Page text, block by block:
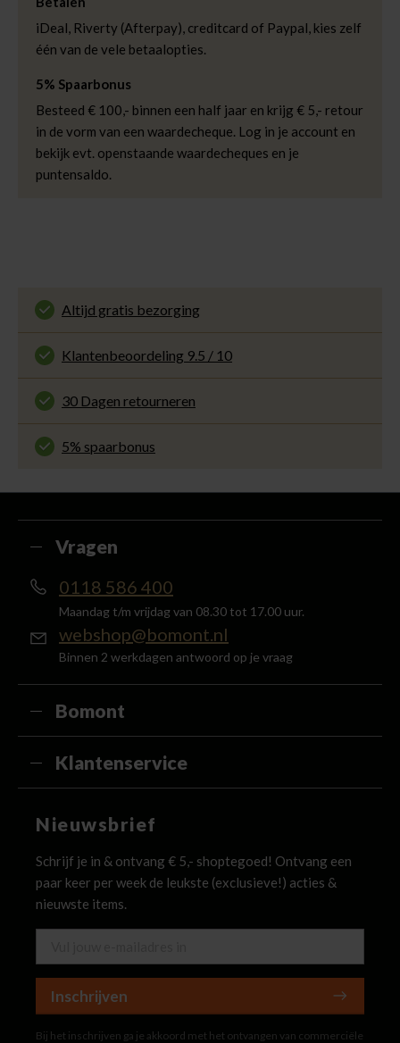
iDeal, Riverty (Afterpay), creditcard of Paypal, kies zelf
één van de vele betaalopties.
5% Spaarbonus
Besteed € 100,- binnen een half jaar en krijg € 5,- retour
in de vorm van een waardecheque. Log in je account en
bekijk evt. openstaande waardecheques en je
puntensaldo.
Altijd gratis bezorging
En binnen 1 tot 3 werkdagen door DHL
thuisbezorgd. Bekijk alle informatie over
Klantenbeoordeling 9.5 / 10
Onze klanten beoordelen ons met een 9.5 uit 10
op Kiyoh. Bekijk alle reviews of deel jouw eigen
ervaring met ons.
30 Dagen retourneren
Gemakkelijk en voordelig via de DHL Parcelshop
voor slechts € 4,95 of gratis in onze winkels.
5% spaarbonus
Vragen
0118 586 400
Maandag t/m vrijdag van 08.30 tot 17.00 uur.
webshop@bomont.nl
Binnen 2 werkdagen antwoord op je vraag
Bomont
Klantenservice
Nieuwsbrief
Schrijf je in & ontvang € 5,- shoptegoed! Ontvang een
paar keer per week de leukste (exclusieve!) acties &
nieuwste items.
Inschrijven
Bij het inschrijven ga je akkoord met het ontvangen van commerciële